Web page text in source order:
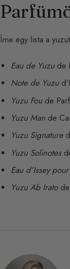
Íme egy lista a
Eau de Yuzude
Note de Yuzu
Yuzu Foude
Yuzu Man de
Yuzu Signature
Yuzu Solinotes
Eau d’Issey
Yuzu Ab Iratode